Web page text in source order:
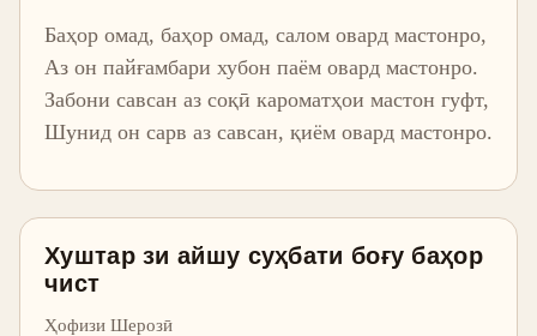
Баҳор омад, баҳор омад, салом овард мастонро,
Аз он пайғамбари хубон паём овард мастонро.
Забони савсан аз соқӣ кароматҳои мастон гуфт,
Шунид он сарв аз савсан, қиём овард мастонро.
Хуштар зи айшу суҳбати боғу баҳор
чист
Ҳофизи Шерозӣ